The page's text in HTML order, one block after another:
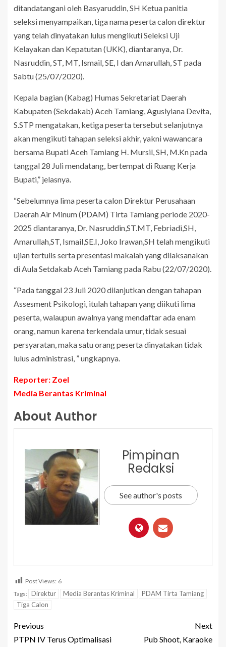
ditandatangani oleh Basyaruddin, SH Ketua panitia
seleksi menyampaikan, tiga nama peserta calon direktur
yang telah dinyatakan lulus mengikuti Seleksi Uji
Kelayakan dan Kepatutan (UKK), diantaranya, Dr.
Nasruddin, ST, MT, Ismail, SE, I dan Amarullah, ST pada
Sabtu (25/07/2020).
Kepala bagian (Kabag) Humas Sekretariat Daerah
Kabupaten (Sekdakab) Aceh Tamiang, Aguslyiana Devita,
S.STP mengatakan, ketiga peserta tersebut selanjutnya
akan mengikuti tahapan seleksi akhir, yakni wawancara
bersama Bupati Aceh Tamiang H. Mursil, SH, M.Kn pada
tanggal 28 Juli mendatang, bertempat di Ruang Kerja
Bupati,” jelasnya.
“Sebelumnya lima peserta calon Direktur Perusahaan
Daerah Air Minum (PDAM) Tirta Tamiang periode 2020-
2025 diantaranya, Dr. Nasruddin,ST.MT, Febriadi,SH,
Amarullah,ST, Ismail,SE.I, Joko Irawan,SH telah mengikuti
ujian tertulis serta presentasi makalah yang dilaksanakan
di Aula Setdakab Aceh Tamiang pada Rabu (22/07/2020).
“Pada tanggal 23 Juli 2020 dilanjutkan dengan tahapan
Assesment Psikologi, itulah tahapan yang diikuti lima
peserta, walaupun awalnya yang mendaftar ada enam
orang, namun karena terkendala umur, tidak sesuai
persyaratan, maka satu orang peserta dinyatakan tidak
lulus administrasi, ” ungkapnya.
Reporter: Zoel
Media Berantas Kriminal
About Author
Pimpinan
Redaksi
See author's posts
Post Views: 6
Tags: Direktur Media Berantas Kriminal
PDAM Tirta Tamiang
Tiga Calon
Previous
PTPN IV Terus Optimalisasi
Next
Pub Shoot, Karaoke